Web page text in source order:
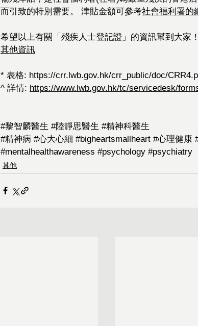
而引致的特別需要。 津貼金額可參考社會福利署的
希望以上有關「殘疾人士登記證」的資訊幫到大家！
其他資訊
* 表格: https://crr.lwb.gov.hk/crr_public/doc/
^ 詳情: https://www.lwb.gov.hk/tc/servicedesk/
#黎智麟醫生 #陸靜思醫生 #精神科醫生
#精神病 #心大心細 #bigheartsmallheart #心理健康
#mentalhealthawareness #psychology #psychiatry
其他